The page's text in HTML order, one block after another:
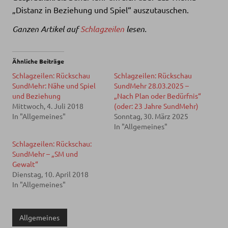
„Distanz in Beziehung und Spiel“ auszutauschen.
Ganzen Artikel aufSchlagzeilen lesen.
Ähnliche Beiträge
Schlagzeilen: Rückschau
SundMehr: Nähe und Spiel
und Beziehung
Mittwoch, 4. Juli 2018
In "Allgemeines"
Schlagzeilen: Rückschau
SundMehr 28.03.2025 –
„Nach Plan oder Bedürfnis“
(oder: 23 Jahre SundMehr)
Sonntag, 30. März 2025
In "Allgemeines"
Schlagzeilen: Rückschau:
SundMehr – „SM und
Gewalt“
Dienstag, 10. April 2018
In "Allgemeines"
Allgemeines